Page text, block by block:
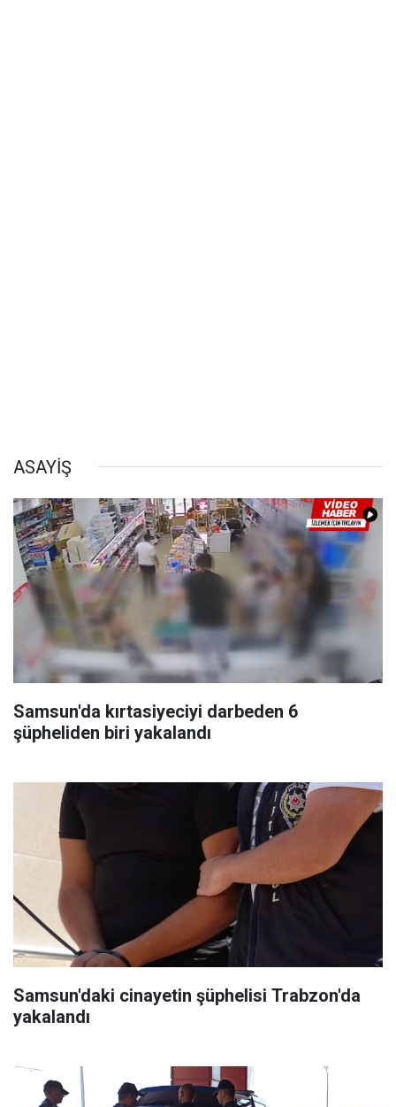
ASAYİŞ
Samsun'da kırtasiyeciyi darbeden 6
şüpheliden biri yakalandı
Samsun'daki cinayetin şüphelisi Trabzon'da
yakalandı